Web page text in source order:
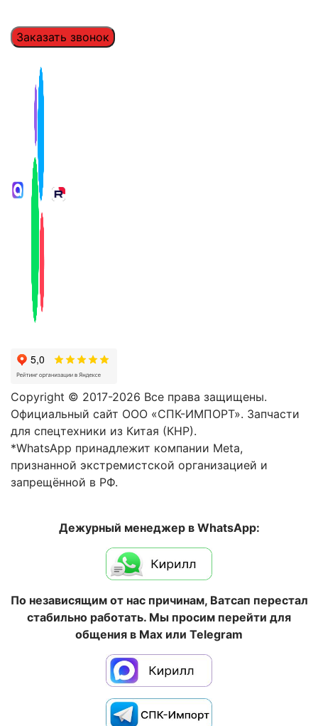
Заказать звонок
Copyright © 2017-2026 Все права защищены.
Официальный сайт ООО «СПК-ИМПОРТ». Запчасти
для спецтехники из Китая (КНР).
*WhatsApp принадлежит компании Meta,
признанной экстремистской организацией и
запрещённой в РФ.
Дежурный менеджер в WhatsApp:
По независящим от нас причинам, Ватсап перестал
стабильно работать. Мы просим перейти для
общения в Max или Telegram